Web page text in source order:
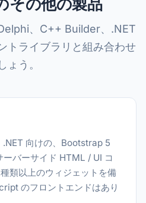
その他の製品
、C++ Builder、.NET
トライブラリと組み合わせ
ょう。
向けの、Bootstrap 5
バーサイド HTML / UI コ
類以上のウィジェットを備
のフロントエンドはあり